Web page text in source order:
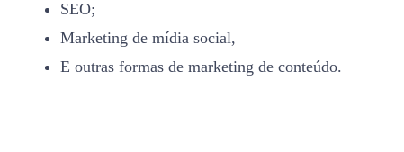
SEO;
Marketing de mídia social,
E outras formas de marketing de conteúdo.